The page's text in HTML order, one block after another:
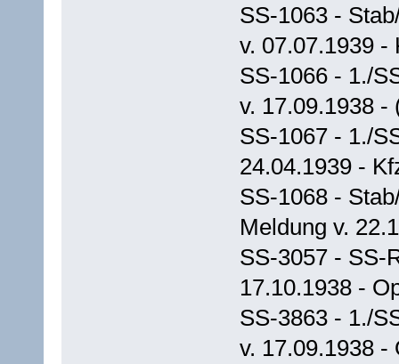
SS-1063 -
v. 07.07.1939 -
SS-1066 - 1./
v. 17.09.1938 -
SS-1067 - 1./
24.04.1939 -
SS-1068 -
Meldung v.
SS-3057 - SS-
17.10.1938 -
SS-3863 - 1./
v. 17.09.1938 -